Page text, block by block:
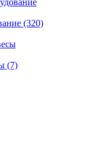
(320)
(7)